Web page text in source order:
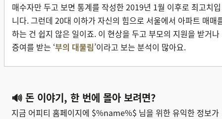
매수자만 두고 보면 통계를 작성한 2019년 1월 이후로 최고치입
니다. 그런데 20대 이하가 자신의 힘으로 서울에서 아파트 매매
하는 건 쉽지 않은 일이죠. 이 현상을 두고 부모의 지원을 받거나
증여를 받는 ‘부의 대물림’이라고 보는 분석이 많아요.
🔊 돈 이야기, 한 번에 몰아 보려면?
지금 어피티 홈페이지에 $%name%$ 님을 위한 유익한 정보가